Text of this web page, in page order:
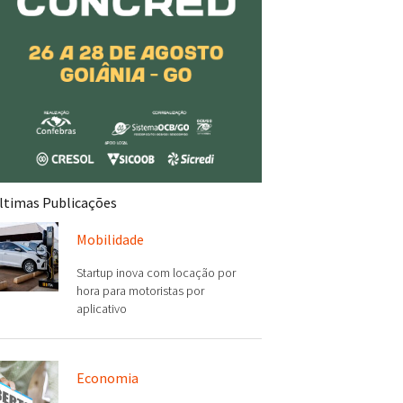
Publicações
Mobilidade
Startup inova com locação por
hora para motoristas por
aplicativo
Economia